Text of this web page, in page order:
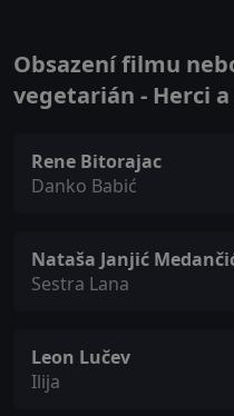
Obsazení filmu
vegetarián - Herci
Rene Bitorajac
Danko Babić
Nataša Janjić
Sestra Lana
Leon Lučev
Ilija